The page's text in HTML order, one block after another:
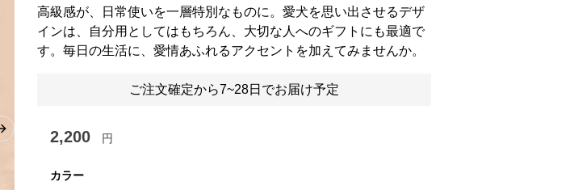
Next slide
高級感が、日常使いを一層特別なものに。愛犬を思い出させるデザ
インは、自分用としてはもちろん、大切な人へのギフトにも最適で
す。毎日の生活に、愛情あふれるアクセントを加えてみませんか。
ご注文確定から7~28日でお届け予定
2,200 円
カラー